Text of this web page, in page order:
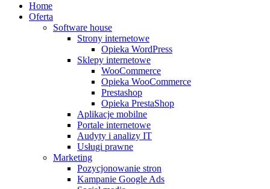
Home
Oferta
Software house
Strony internetowe
Opieka WordPress
Sklepy internetowe
WooCommerce
Opieka WooCommerce
Prestashop
Opieka PrestaShop
Aplikacje mobilne
Portale internetowe
Audyty i analizy IT
Usługi prawne
Marketing
Pozycjonowanie stron
Kampanie Google Ads